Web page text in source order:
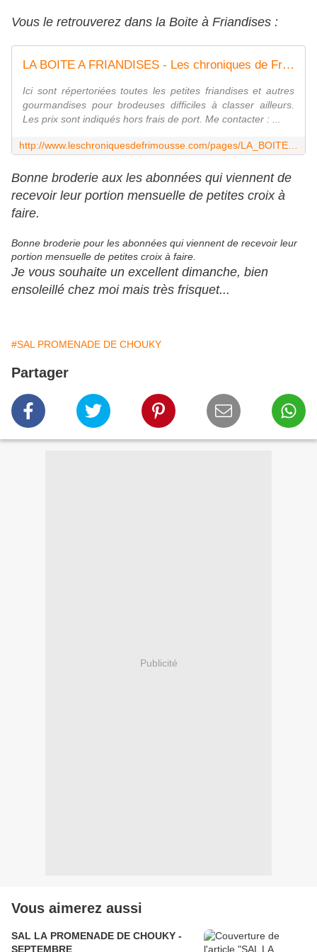
Vous le retrouverez dans la Boite à Friandises :
LA BOITE A FRIANDISES - Les chroniques de Frimousse
Ici sont répertoriées toutes les petites friandises et autres
gourmandises pour brodeuses difficiles à classer ailleurs.
Les prix sont indiqués hors frais de port. Me contacter : ...
Bonne broderie aux les abonnées qui viennent de
recevoir leur portion mensuelle de petites croix à
faire.
Bonne broderie pour les abonnées qui viennent de recevoir leur
portion mensuelle de petites croix à faire.
Je vous souhaite un excellent dimanche, bien
ensoleillé chez moi mais très frisquet...
#SAL PROMENADE DE CHOUKY
Partager
Publicité
Vous aimerez aussi
SAL LA PROMENADE DE CHOUKY -
SEPTEMBRE